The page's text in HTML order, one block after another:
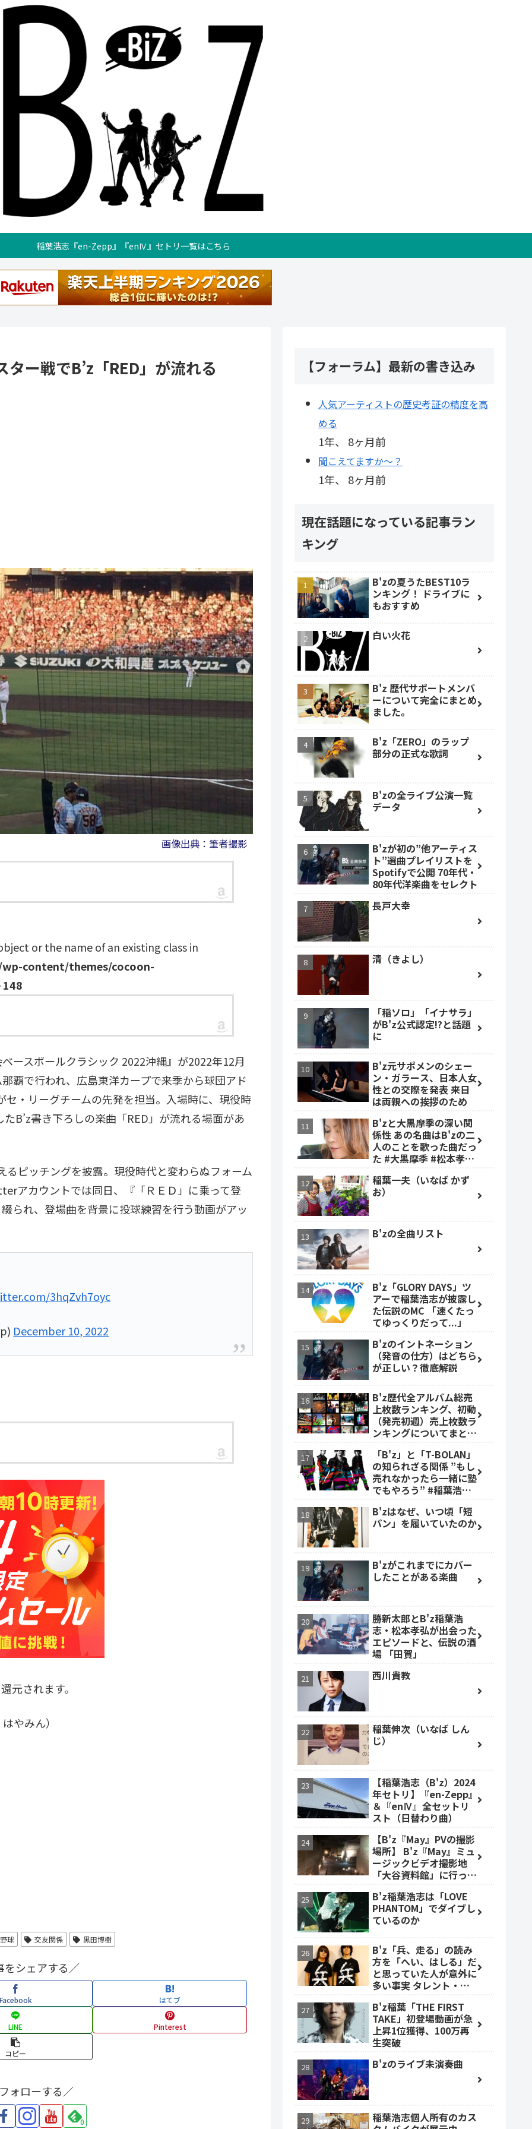
稲葉浩志『en-Zepp』『enⅣ』セトリ一覧はこちら
ー戦でB’z「RED」が流れる
画像出典：筆者撮影
or the name of an existing class in
content/themes/cocoon-
148
ースボールクラシック 2022沖縄』が2022年12月
覇で行われ、広島東洋カープで来季から球団アド
・リーグチームの先発を担当。入場時に、現役時
B’z書き下ろしの楽曲「RED」が流れる場面があ
ピッチングを披露。現役時代と変わらぬフォーム
アカウントでは同日、『「ＲＥＤ」に乗って登
られ、登場曲を背景に投球練習を行う動画がアッ
3hqZvh7oyc
December 10, 2022
元されます。
やみん）
球 交友関係 黒田博樹
をシェアする／
はてブ
LINE Pinterest
コピー
ォローする／
0
【フォーラム】最新の書き込み
人気アーティストの歴史考証の精度を高
める
1年、 8ヶ月前
聞こえてますか～？
1年、 8ヶ月前
現在話題になっている記事ラン
キング
B'zの夏うたBEST10ラ
ンキング！ ドライブに
もおすすめ
白い火花
B'z 歴代サポートメンバ
ーについて完全にまとめ
ました。
B'z「ZERO」のラップ
部分の正式な歌詞
B'zの全ライブ公演一覧
データ
B'zが初の”他アーティス
ト”選曲プレイリストを
Spotifyで公開 70年代・
80年代洋楽曲をセレクト
長戸大幸
清（きよし）
「稲ソロ」「イナサラ」
がB'z公式認定!?と話題
に
B'z元サポメンのシェー
ン・ガラース、日本人女
性との交際を発表 来日
は両親への挨拶のため
B'zと大黒摩季の深い関
係性 あの名曲はB'zの二
人のことを歌った曲だっ
た #大黒摩季 #松本孝弘
稲葉一夫（いなば かず
お）
B'zの全曲リスト
B'z「GLORY DAYS」ツ
アーで稲葉浩志が披露し
た伝説のMC 「速くたっ
てゆっくりだって...」
B'zのイントネーション
（発音の仕方）はどちら
が正しい？徹底解説
B'z歴代全アルバム総売
上枚数ランキング、初動
（発売初週）売上枚数ラ
ンキングについてまとめ
「B'z」と「T-BOLAN」
の知られざる関係 ”もし
売れなかったら一緒に塾
でもやろう” #稲葉浩志
B'zはなぜ、いつ頃「短
パン」を履いていたのか
B'zがこれまでにカバー
したことがある楽曲
勝新太郎とB'z稲葉浩
志・松本孝弘が出会った
エピソードと、伝説の酒
場 「田賀」
西川貴教
稲葉伸次（いなば しん
じ）
【稲葉浩志（B'z）2024
年セトリ】『en-Zepp』
＆『enⅣ』全セットリ
スト（日替わり曲）
【B'z『May』PVの撮影
場所】 B'z『May』ミュ
ージックビデオ撮影地
「大谷資料館」に行って
B'z稲葉浩志は「LOVE
PHANTOM」でダイブし
ているのか
B'z「兵、走る」の読み
方を「へい、はしる」だ
と思っていた人が意外に
多い事実 タレント・ベ
B'z稲葉「THE FIRST
TAKE」初登場動画が急
上昇1位獲得、100万再
生突破
B'zのライブ未演奏曲
稲葉浩志個人所有のカス